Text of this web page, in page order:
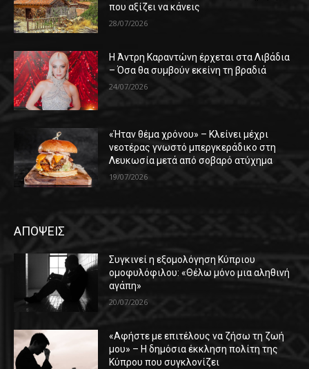
που αξίζει να κάνεις
28/07/2026
Η Άντρη Καραντώνη έρχεται στα Λιβάδια
– Όσα θα συμβούν εκείνη τη βραδιά
24/07/2026
«Ήταν θέμα χρόνου» – Κλείνει μέχρι
νεοτέρας γνωστό μπεργκεράδικο στη
Λευκωσία μετά από σοβαρό ατύχημα
19/07/2026
ΑΠΟΨΕΙΣ
Συγκινεί η εξομολόγηση Κύπριου
ομοφυλόφιλου: «Θέλω μόνο μια αληθινή
αγάπη»
20/07/2026
«Αφήστε με επιτέλους να ζήσω τη ζωή
μου» – Η δημόσια έκκληση πολίτη της
Κύπρου που συγκλονίζει